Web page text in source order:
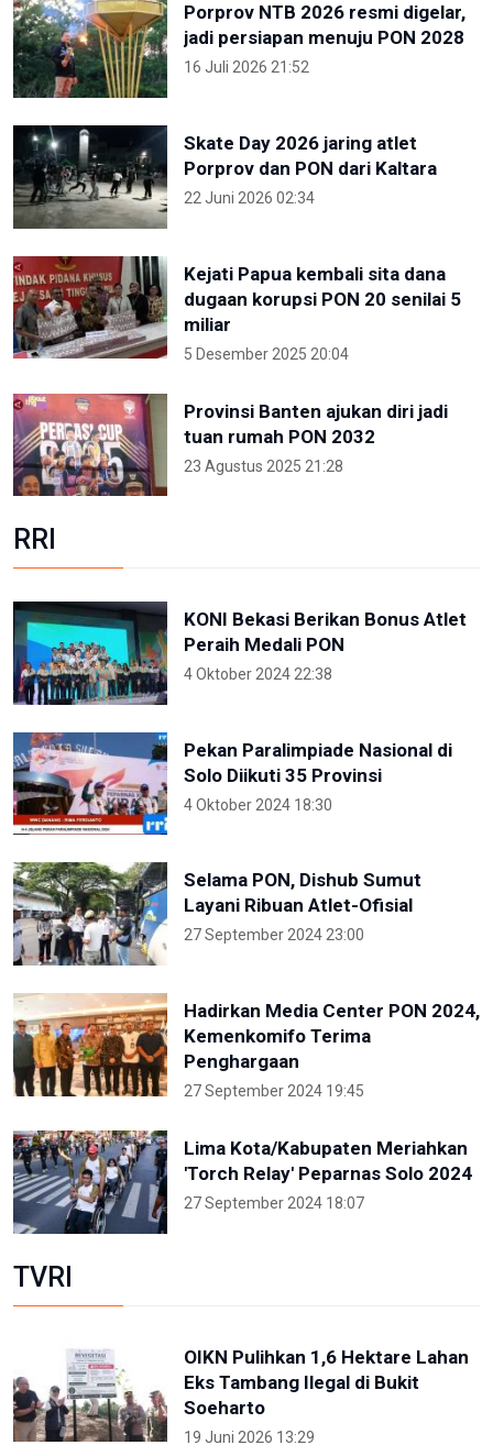
Porprov NTB 2026 resmi digelar,
jadi persiapan menuju PON 2028
16 Juli 2026 21:52
Skate Day 2026 jaring atlet
Porprov dan PON dari Kaltara
22 Juni 2026 02:34
Kejati Papua kembali sita dana
dugaan korupsi PON 20 senilai 5
miliar
5 Desember 2025 20:04
Provinsi Banten ajukan diri jadi
tuan rumah PON 2032
23 Agustus 2025 21:28
RRI
KONI Bekasi Berikan Bonus Atlet
Peraih Medali PON
4 Oktober 2024 22:38
Pekan Paralimpiade Nasional di
Solo Diikuti 35 Provinsi
4 Oktober 2024 18:30
Selama PON, Dishub Sumut
Layani Ribuan Atlet-Ofisial
27 September 2024 23:00
Hadirkan Media Center PON 2024,
Kemenkomifo Terima
Penghargaan
27 September 2024 19:45
Lima Kota/Kabupaten Meriahkan
'Torch Relay' Peparnas Solo 2024
27 September 2024 18:07
TVRI
OIKN Pulihkan 1,6 Hektare Lahan
Eks Tambang Ilegal di Bukit
Soeharto
19 Juni 2026 13:29